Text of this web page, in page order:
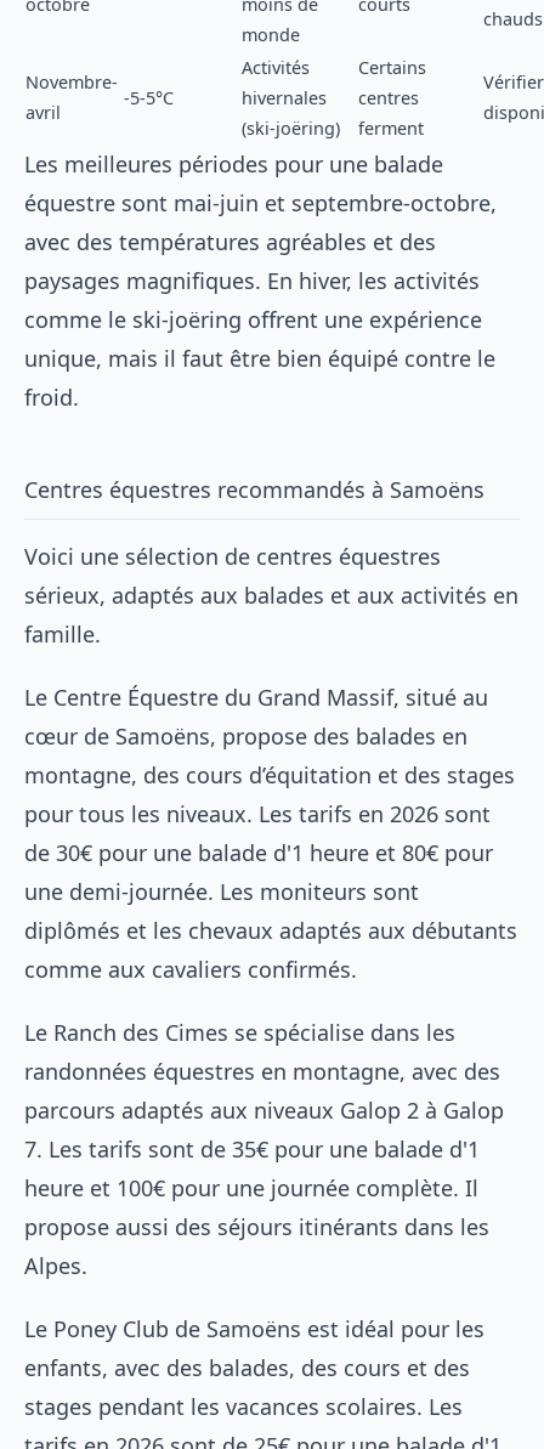
monde
chauds
Novembre-
avril
-5-5°C
Activités
hivernales
(ski-joëring)
Certains
centres
ferment
Les meilleures périodes pour une balade
équestre sont mai-juin et septembre-octobre,
avec des températures agréables et des
paysages magnifiques. En hiver, les activités
comme le ski-joëring offrent une expérience
unique, mais il faut être bien équipé contre le
froid.
Centres équestres recommandés à Samoëns
Voici une sélection de centres équestres
sérieux, adaptés aux balades et aux activités en
famille.
Le Centre Équestre du Grand Massif, situé au
cœur de Samoëns, propose des balades en
montagne, des cours d’équitation et des stages
pour tous les niveaux. Les tarifs en 2026 sont
de 30€ pour une balade d'1 heure et 80€ pour
une demi-journée. Les moniteurs sont
diplômés et les chevaux adaptés aux débutants
comme aux cavaliers confirmés.
Le Ranch des Cimes se spécialise dans les
randonnées équestres en montagne, avec des
parcours adaptés aux niveaux Galop 2 à Galop
7. Les tarifs sont de 35€ pour une balade d'1
heure et 100€ pour une journée complète. Il
propose aussi des séjours itinérants dans les
Alpes.
Le Poney Club de Samoëns est idéal pour les
enfants, avec des balades, des cours et des
stages pendant les vacances scolaires. Les